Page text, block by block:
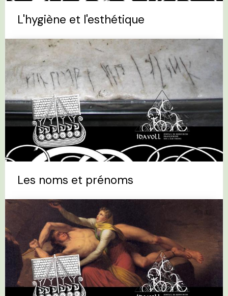
L'hygiène et l'esthétique
Les noms et prénoms